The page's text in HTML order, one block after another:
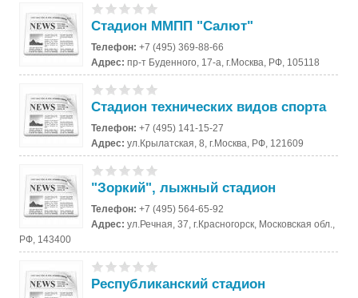
Стадион ММПП "Салют"
Телефон:+7 (495) 369-88-66
Адрес:пр-т Буденного, 17-а, г.Москва, РФ, 105118
Стадион технических видов спорта
Телефон:+7 (495) 141-15-27
Адрес:ул.Крылатская, 8, г.Москва, РФ, 121609
"Зоркий", лыжный стадион
Телефон:+7 (495) 564-65-92
Адрес:ул.Речная, 37, г.Красногорск, Московская обл.,
РФ, 143400
Республиканский стадион